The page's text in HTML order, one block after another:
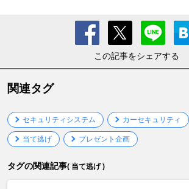
この記事をシェアする
関連タグ
セキュリティシステム カーセキュリティ
当て逃げ プレゼント企画
タグの関連記事( 当て逃げ )